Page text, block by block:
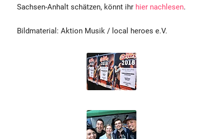
Sachsen-Anhalt schätzen, könnt ihr hier nachlesen.
Bildmaterial: Aktion Musik / local heroes e.V.